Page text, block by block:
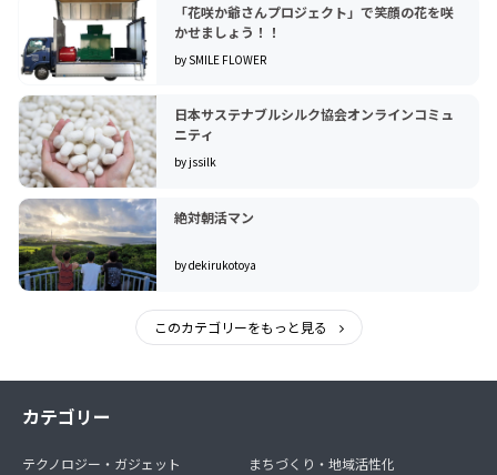
「花咲か爺さんプロジェクト」で笑顔の花を咲
かせましょう！！
by SMILE FLOWER
日本サステナブルシルク協会オンラインコミュ
ニティ
by jssilk
絶対朝活マン
by dekirukotoya
このカテゴリーをもっと見る
カテゴリー
テクノロジー・ガジェット
まちづくり・地域活性化